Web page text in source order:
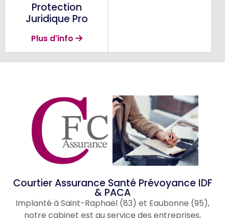
Protection
Juridique Pro
Plus d'info
Courtier Assurance Santé Prévoyance IDF
& PACA
Implanté à Saint-Raphaël (83) et Eaubonne (95),
notre cabinet est au service des entreprises,